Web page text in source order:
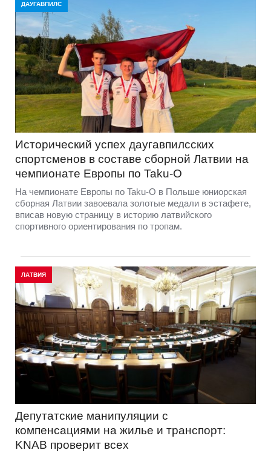
ДАУГАВПИЛС
Исторический успех даугавпилсских
спортсменов в составе сборной Латвии на
чемпионате Европы по Taku-O
На чемпионате Европы по Taku-O в Польше юниорская
сборная Латвии завоевала золотые медали в эстафете,
вписав новую страницу в историю латвийского
спортивного ориентирования по тропам.
ЛАТВИЯ
Депутатские манипуляции с
компенсациями на жилье и транспорт:
KNAB проверит всех